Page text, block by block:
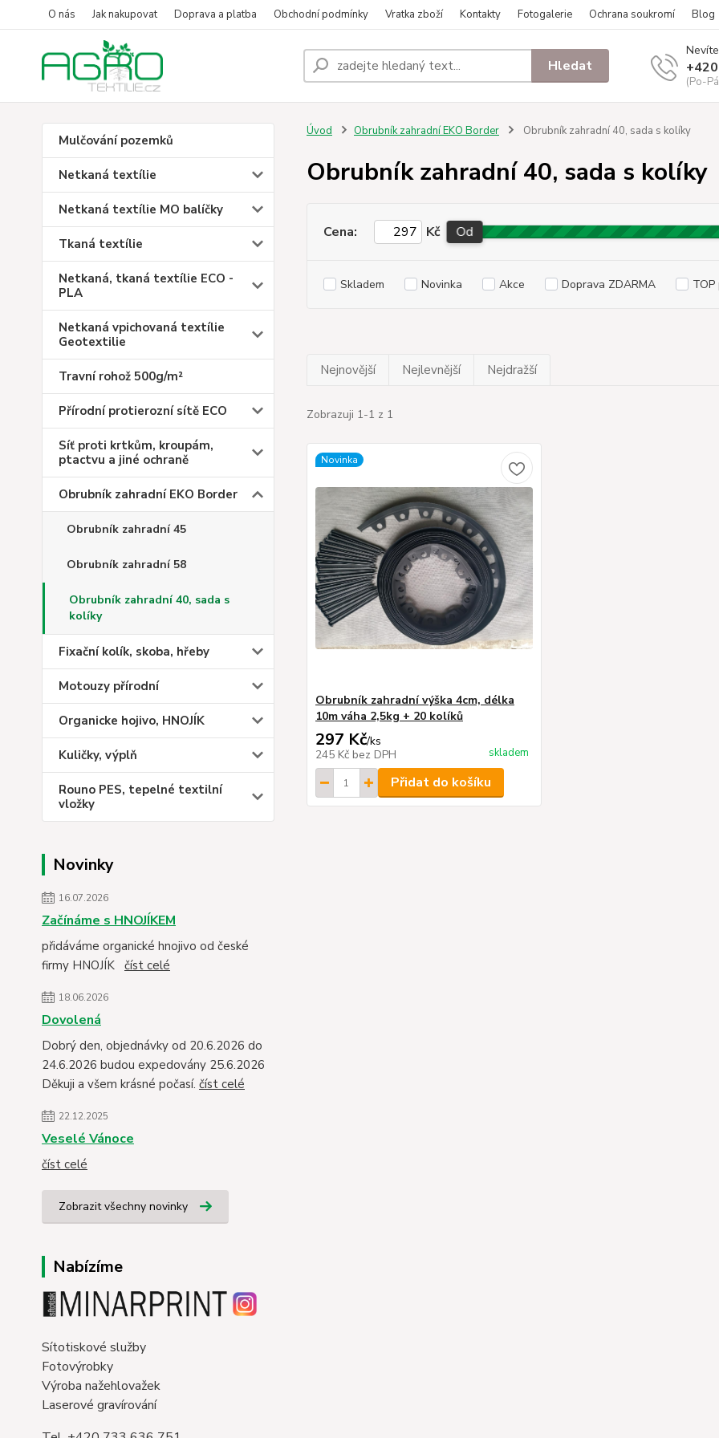
O nás Jak nakupovat Doprava a platba Obchodní podmínky Vratka zboží Kontakty Fotogalerie Ochrana soukromí Blog
Hledat
(Po-
Mulčování pozemků
Netkaná textílie
Netkaná textílie MO balíčky
Tkaná textílie
Netkaná, tkaná textílie ECO -
PLA
Netkaná vpichovaná textílie
Geotextilie
Travní rohož 500g/m²
Přírodní protierozní sítě ECO
Síť proti krtkům, kroupám,
ptactvu a jiné ochraně
Obrubník zahradní EKO Border
Obrubník zahradní 45
Obrubník zahradní 58
Obrubník zahradní 40, sada s
kolíky
Fixační kolík, skoba, hřeby
Motouzy přírodní
Organicke hojivo, HNOJÍK
Kuličky, výplň
Rouno PES, tepelné textilní
vložky
Novinky
16.07.2026
Začínáme s HNOJÍKEM
přidáváme organické hnojivo od české
firmy HNOJÍK číst celé
18.06.2026
Dovolená
Dobrý den, objednávky od 20.6.2026 do
24.6.2026 budou expedovány 25.6.2026
Děkuji a všem krásné počasí. číst celé
22.12.2025
Veselé Vánoce
číst celé
Zobrazit všechny novinky
Nabízíme
Sítotiskové služby
Fotovýrobky
Výroba nažehlovažek
Laserové gravírování
Úvod Obrubník zahradní EKO Border Obrubník zahradní 40, sada s kolíky
Obrubník zahradní 40, sada s kolíky
Cena: Kč Od
Skladem Novinka Akce Doprava ZDARMA
Nejnovější Nejlevnější Nejdražší
Zobrazuji 1-1 z 1
Novinka
Obrubník zahradní výška 4cm, délka
10m váha 2,5kg + 20 kolíků
297 Kč/ks
245 Kč bez DPH skladem
Přidat do košíku